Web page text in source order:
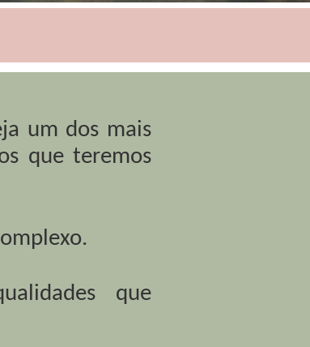
um dos mais
que teremos
que